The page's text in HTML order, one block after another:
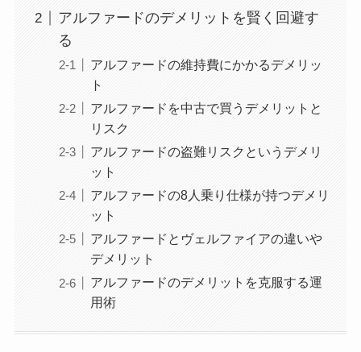
アルファードのデメリットを賢く回避す
る
アルファードの維持費にかかるデメリッ
ト
アルファードを中古で買うデメリットと
リスク
アルファードの盗難リスクというデメリ
ット
アルファードの8人乗り仕様が持つデメリ
ット
アルファードとヴェルファイアの違いや
デメリット
アルファードのデメリットを克服する運
用術